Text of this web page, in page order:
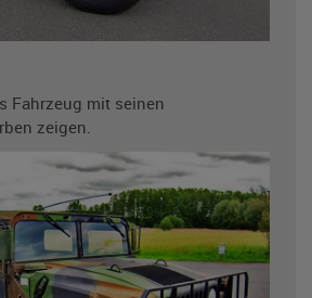
Fahrzeug mit seinen
zeigen.